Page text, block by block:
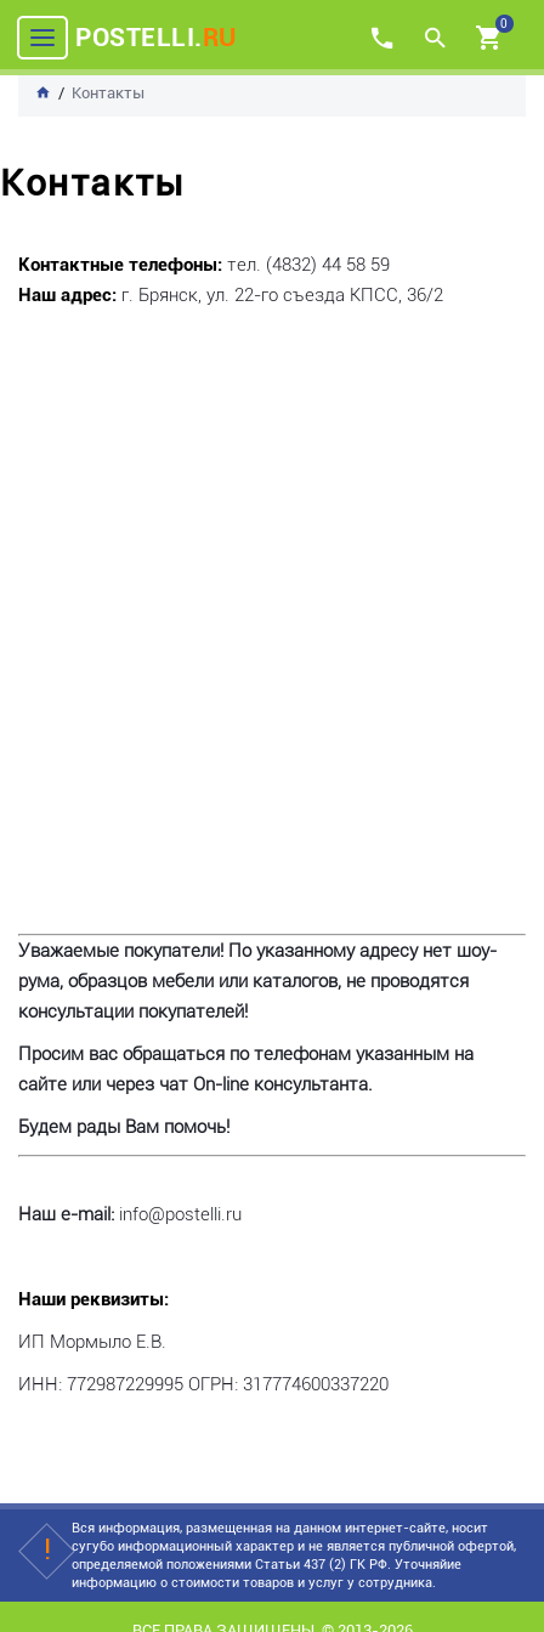
POSTELLI.RU 0
Контакты
Контакты
Контактные телефоны: тел. (4832) 44 58 59
Наш адрес: г. Брянск, ул. 22-го съезда КПСС, 36/2
Уважаемые покупатели! По указанному адресу нет шоу-
рума, образцов мебели или каталогов, не проводятся
консультации покупателей!
Просим вас обращаться по телефонам указанным на
сайте или через чат On-line консультанта.
Будем рады Вам помочь!
Наш e-mail: info@postelli.ru
Наши реквизиты:
ИП Мормыло Е.В.
ИНН: 772987229995 ОГРН: 317774600337220
Вся информация, размещенная на данном интернет-сайте, носит
сугубо информационный характер и не является публичной офертой,
определяемой положениями Статьи 437 (2) ГК РФ. Уточняйие
информацию о стоимости товаров и услуг у сотрудника.